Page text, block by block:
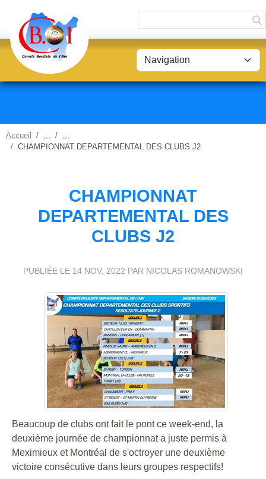
Accueil
CHAMPIONNAT DEPARTEMENTAL DES CLUBS J2
CHAMPIONNAT
DEPARTEMENTAL DES
CLUBS J2
PUBLIÉE LE 14 NOV. 2022 PAR NICOLAS ROMANOWSKI
Beaucoup de clubs ont fait le pont ce week-end, la
deuxième journée de championnat a juste permis à
Meximieux et Montréal de s'octroyer une deuxième
victoire consécutive dans leurs groupes respectifs!